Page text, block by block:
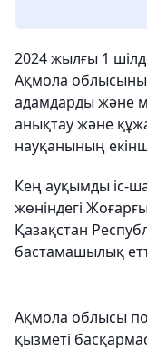
2024 жылғы 1
Ақмола
адамдарды және
анықтау және
науқанының
Кең ауқымды іс-
жөніндегі
Қазақстан
бастамашылық
Ақмола облысы
қызметі